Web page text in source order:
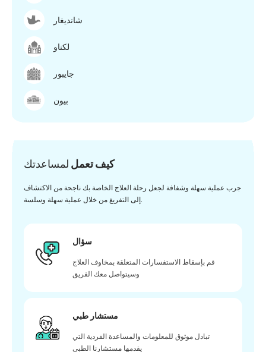
شانديغار
لكناو
جايبور
بيون
كيف تعمل لمساعدتك
جرب عملية سهلة وشفافة لجعل رحلة العلاج الخاصة بك ناجحة من الاكتشاف
إلى التفريغ من خلال عملية سهلة وسلسة.
سؤال
قم بإسقاط الاستفسارات المتعلقة بمخاوف العلاج
وسيتواصل معك الفريق
مستشار طبي
تبادل موثوق للمعلومات والمساعدة الفردية التي
يقدمها مستشارنا الطبي